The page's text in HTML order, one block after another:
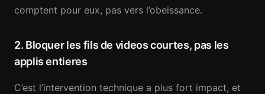
comptent pour eux, pas vers l’obeissance.
2. Bloquer les fils de videos courtes, pas les
applis entieres
C’est l’intervention technique a plus fort impact, et